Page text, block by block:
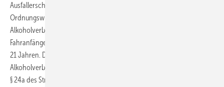
Ausfallerscheinungen oder Unfallbeteiligung werden Verstöße als
Ordnungswidrigkeit oder Straftat geahndet. Ein absolutes
Alkoholverbot gilt bislang nur für Fahranfängerinnen und
Fahranfänger in der Probezeit sowie für Fahrerinnen und Fahrer unter
21 Jahren. Der DVR fordert die Ausweitung des absoluten
Alkoholverbots auf alle Pkw-Fahrenden und damit eine Änderung von
§ 24a des Straßenverkehrsgesetzes. Zudem spricht sich der Verband